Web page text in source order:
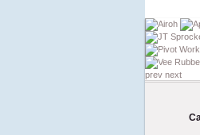
prev next